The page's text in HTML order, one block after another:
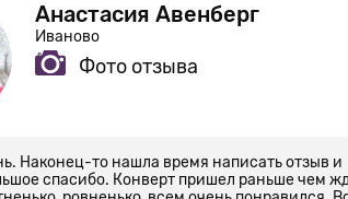
Анастасия Авенберг
Иваново
Фото отзыва
Наконец-то нашла время написать отзыв и
спасибо. Конверт пришел раньше чем